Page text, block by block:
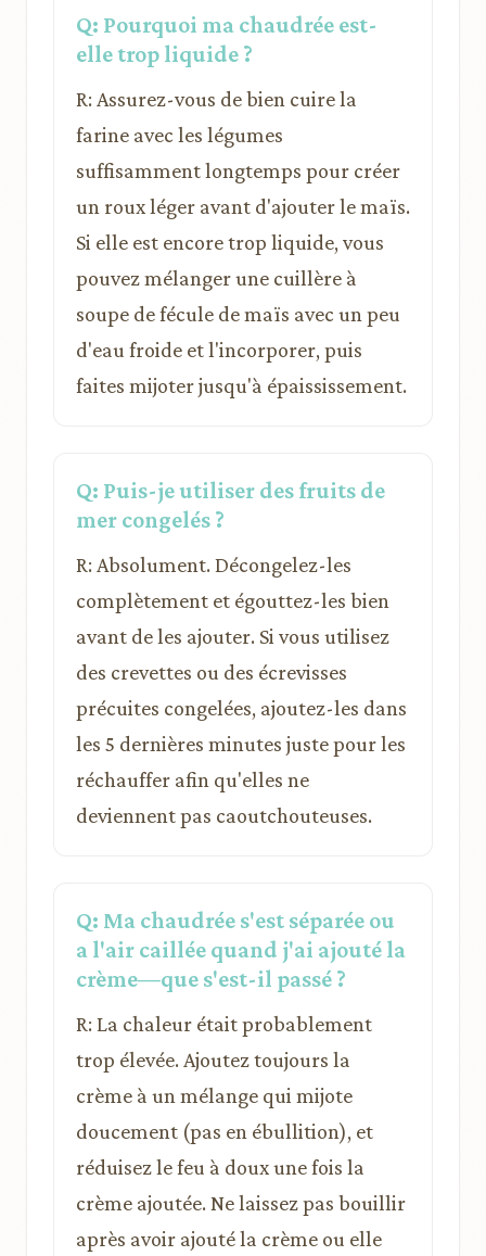
Q: Pourquoi ma chaudrée est-
elle trop liquide ?
R: Assurez-vous de bien cuire la
farine avec les légumes
suffisamment longtemps pour créer
un roux léger avant d'ajouter le maïs.
Si elle est encore trop liquide, vous
pouvez mélanger une cuillère à
soupe de fécule de maïs avec un peu
d'eau froide et l'incorporer, puis
faites mijoter jusqu'à épaississement.
Q: Puis-je utiliser des fruits de
mer congelés ?
R: Absolument. Décongelez-les
complètement et égouttez-les bien
avant de les ajouter. Si vous utilisez
des crevettes ou des écrevisses
précuites congelées, ajoutez-les dans
les 5 dernières minutes juste pour les
réchauffer afin qu'elles ne
deviennent pas caoutchouteuses.
Q: Ma chaudrée s'est séparée ou
a l'air caillée quand j'ai ajouté la
crème—que s'est-il passé ?
R: La chaleur était probablement
trop élevée. Ajoutez toujours la
crème à un mélange qui mijote
doucement (pas en ébullition), et
réduisez le feu à doux une fois la
crème ajoutée. Ne laissez pas bouillir
après avoir ajouté la crème ou elle